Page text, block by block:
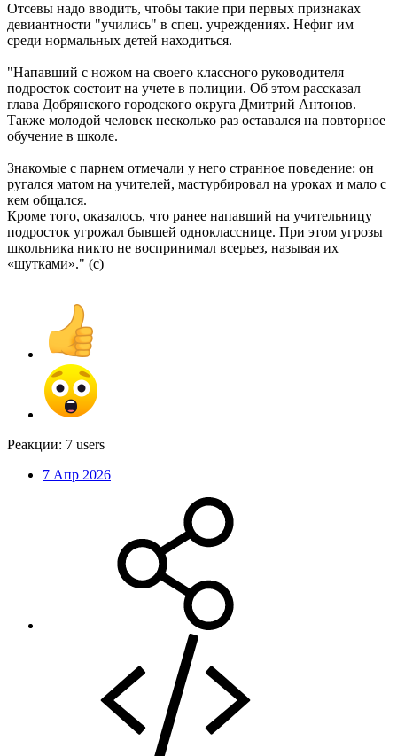
Отсевы надо вводить, чтобы такие при первых признаках
девиантности "учились" в спец. учреждениях. Нефиг им
среди нормальных детей находиться.
"Напавший с ножом на своего классного руководителя
подросток состоит на учете в полиции. Об этом рассказал
глава Добрянского городского округа Дмитрий Антонов.
Также молодой человек несколько раз оставался на повторное
обучение в школе.
Знакомые с парнем отмечали у него странное поведение: он
ругался матом на учителей, мастурбировал на уроках и мало с
кем общался.
Кроме того, оказалось, что ранее напавший на учительницу
подросток угрожал бывшей однокласснице. При этом угрозы
школьника никто не воспринимал всерьез, называя их
«шутками»." (с)
Реакции: 7 users
7 Апр 2026